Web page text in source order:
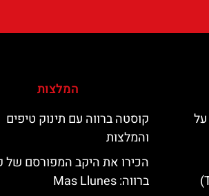
מלונות מומלצים בטמריו (Tamariu)
המלצות
קוסטה ברווה עם תינוק טיפים
והמלצות
הכירו את היקב המפורסם של
ברווה: ‪‪Mas Llunes‬‬